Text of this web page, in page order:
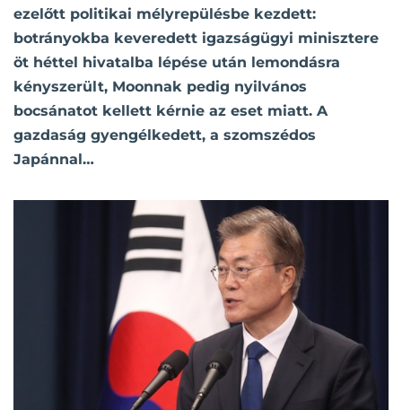
ezelőtt politikai mélyrepülésbe kezdett:
botrányokba keveredett igazságügyi minisztere
öt héttel hivatalba lépése után lemondásra
kényszerült, Moonnak pedig nyilvános
bocsánatot kellett kérnie az eset miatt. A
gazdaság gyengélkedett, a szomszédos
Japánnal…